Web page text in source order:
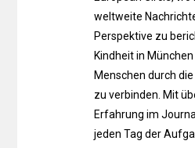
weltweite
Perspektive zu
Kindheit in
Menschen durch
zu verbinden. Mit
Erfahrung im
jeden Tag der